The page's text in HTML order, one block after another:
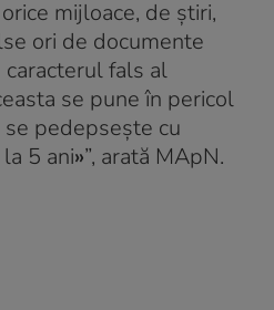
mijloace, de ştiri,
ori de documente
fals al
se pune în pericol
pedepseşte cu
5 ani»”, arată MApN.